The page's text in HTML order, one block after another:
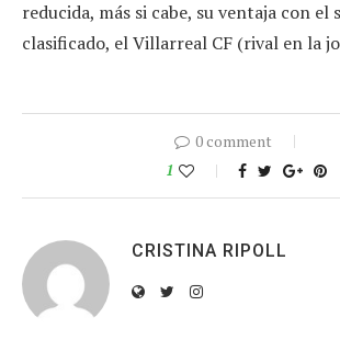
reducida, más si cabe, su ventaja con el
clasificado, el Villarreal CF (rival en la
0 comment
1
CRISTINA RIPOLL